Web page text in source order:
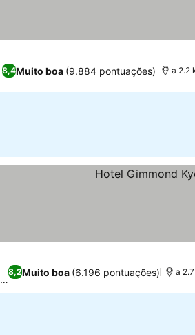
8,4Muito boa (9.884 pontuações) a 2.2
8,2Muito boa (6.196 pontuações) a